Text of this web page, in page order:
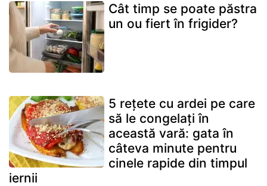
Cât timp se poate păstra
un ou fiert în frigider?
5 rețete cu ardei pe care
să le congelați în
această vară: gata în
câteva minute pentru
cinele rapide din timpul
iernii